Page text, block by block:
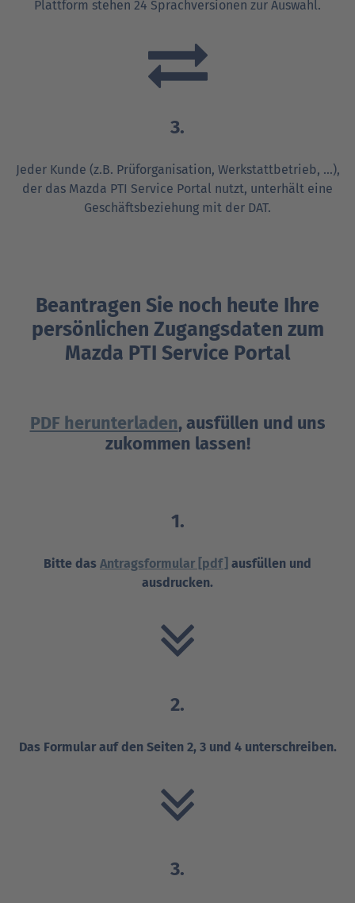
Plattform stehen 24 Sprachversionen zur Auswahl.
3.
Jeder Kunde (z.B. Prüforganisation, Werkstattbetrieb, ...),
der das Mazda PTI Service Portal nutzt, unterhält eine
Geschäftsbeziehung mit der DAT.
Beantragen Sie noch heute Ihre
persönlichen Zugangsdaten zum
Mazda PTI Service Portal
PDF herunterladen, ausfüllen und uns
zukommen lassen!
1.
Bitte das Antragsformular [pdf] ausfüllen und
ausdrucken.
2.
Das Formular auf den Seiten 2, 3 und 4 unterschreiben.
3.